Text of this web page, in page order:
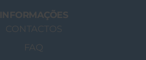
INFORMAÇÕES
CONTACTOS
FAQ